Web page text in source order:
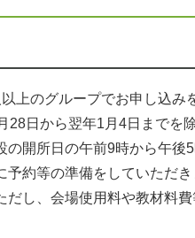
のグループでお申し込み
日から翌年1月4日までを
開所日の午前9時から午後5
約等の準備をしていただき
し、会場使用料や教材料